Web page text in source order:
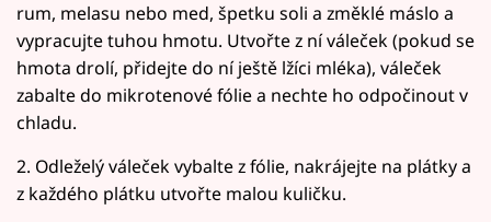
rum, melasu nebo med, špetku soli a změklé máslo a
vypracujte tuhou hmotu. Utvořte z ní váleček (pokud se
hmota drolí, přidejte do ní ještě lžíci mléka), váleček
zabalte do mikrotenové fólie a nechte ho odpočinout v
chladu.
2. Odleželý váleček vybalte z fólie, nakrájejte na plátky a
z každého plátku utvořte malou kuličku.